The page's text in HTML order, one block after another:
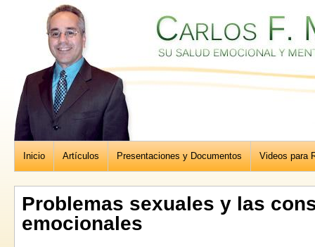
Inicio Artículos Presentaciones y Documentos Videos para
Problemas sexuales y las
emocionales